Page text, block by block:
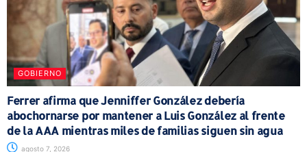
GOBIERNO
Ferrer afirma que Jenniffer González debería
abochornarse por mantener a Luis González al frente
de la AAA mientras miles de familias siguen sin agua
agosto 7, 2026